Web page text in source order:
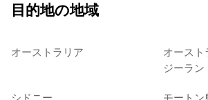
目的地の地域
オーストラリア
オース
ジーラ
シドニー モートン